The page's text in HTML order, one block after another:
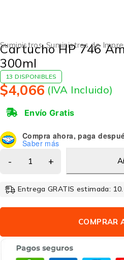
Suministros,Suministros de
Cartucho HP 746
300ml
13 DISPONIBLES
$4,066 (IVA Incluido)
Envío Gratis
Compra ahora, paga
Saber más
Entrega GRATIS estimada:
COMPRAR